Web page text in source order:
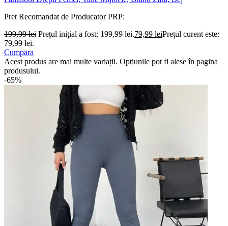
Pret Recomandat de ProducatorPRP:
199,99lei Prețul inițial a fost: 199,99 lei.79,99 leiPrețul curent este:
79,99 lei.
Cumpara
Acest produs are mai multe variații. Opțiunile pot fi alese în pagina
produsului.
-65%